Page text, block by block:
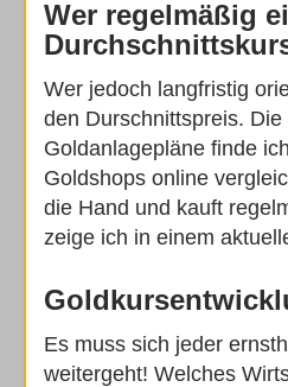
Wer regelmäßig
Wer jedoch langfristig
den Durschnittspreis.
Goldanlagepläne finde
Goldshops online
die Hand und kauft
zeige ich in einem
Es muss sich jeder
weitergeht! Welches